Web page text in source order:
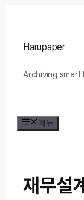
Harupaper
Archiving smart
메뉴
재무설계